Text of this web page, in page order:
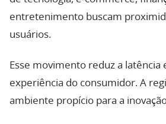
entretenimento buscam
usuários.
Esse movimento reduz a latência
experiência do consumidor. A
ambiente propício para a